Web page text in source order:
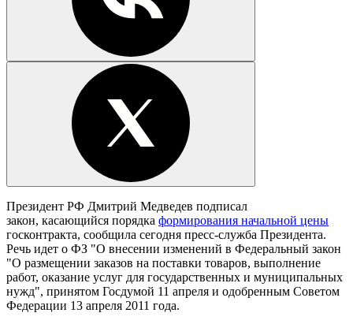
Президент РФ Дмитрий Медведев подписал
закон, касающийся порядка формирования начальной цены
госконтракта, сообщила сегодня пресс-служба Президента.
Речь идет о ФЗ "О внесении изменений в Федеральный закон
"О размещении заказов на поставки товаров, выполнение
работ, оказание услуг для государственных и муниципальных
нужд", принятом Госдумой 11 апреля и одобренным Советом
Федерации 13 апреля 2011 года.